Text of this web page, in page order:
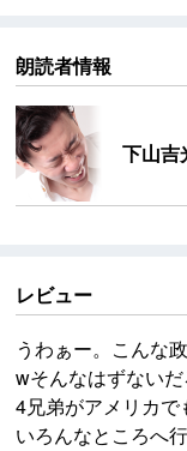
朗読者情報
下山吉
レビュー
うわぁー。こんな
wそんなはずないだ
4兄弟がアメリカで
いろんなところへ